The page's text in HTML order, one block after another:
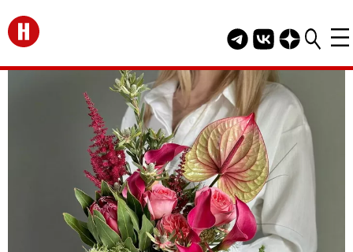
Перейти на главную
Telegram канал
Группа HELLO
Канал